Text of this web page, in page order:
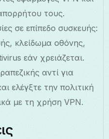
τους.
σε επίπεδο συσκευής:
κλείδωμα οθόνης,
εάν χρειάζεται.
αντί για
ελέγξτε την πολιτική
με τη χρήση VPN.